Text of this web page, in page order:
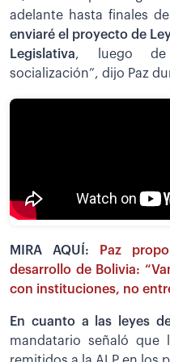
adelante hasta finales
enviaré el proyecto de
Legislativa, luego
socialización”, dijo Paz
MIRA AQUÍ:
Paz
desarrollo de Bolivia:
con instituciones, no
En cuanto a las leyes
mandatario señaló que